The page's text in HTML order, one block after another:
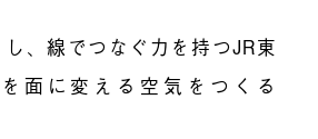
、線でつなぐ力を持つJR東
面に変える空気をつくる